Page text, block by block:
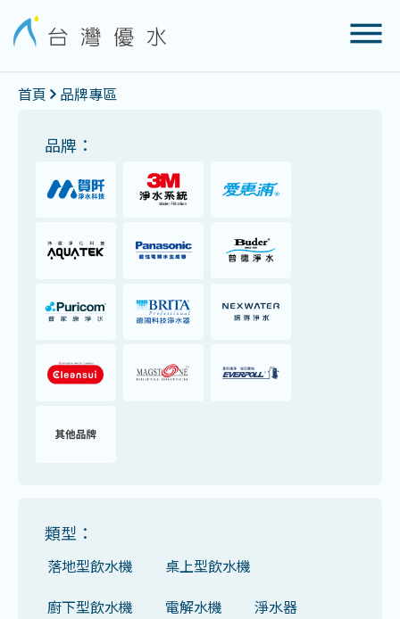
首頁 品牌專區
品牌：
類型：
落地型飲水機
桌上型飲水機
廚下型飲水機
電解水機
淨水器